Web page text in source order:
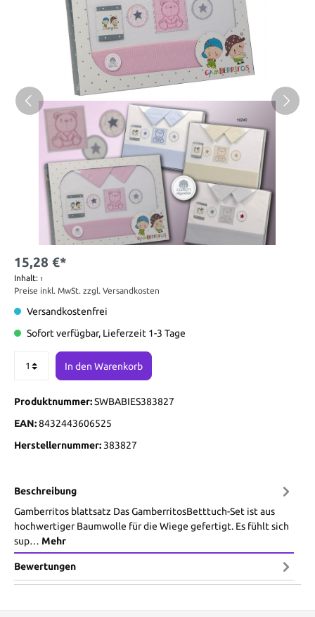
15,28 €*
Inhalt: 1
Preise inkl. MwSt. zzgl. Versandkosten
Versandkostenfrei
Sofort verfügbar, Lieferzeit 1-3 Tage
In den Warenkorb
Produktnummer:SWBABIES383827
EAN:8432443606525
Herstellernummer: 383827
Beschreibung
Gamberritos blattsatz Das GamberritosBetttuch-Set ist aus
hochwertiger Baumwolle für die Wiege gefertigt. Es fühlt sich
sup… Mehr
Bewertungen